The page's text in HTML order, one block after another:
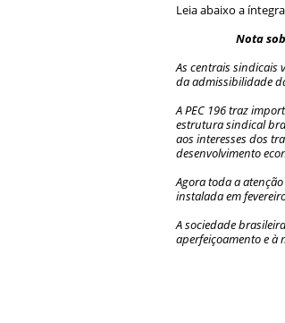
Leia abaixo a
Nota
As centrais sindicais
da admissibilidade
A PEC 196 traz
estrutura sindical
aos interesses dos
desenvolvimento
Agora toda a
instalada em
A sociedade
aperfeiçoamento e à